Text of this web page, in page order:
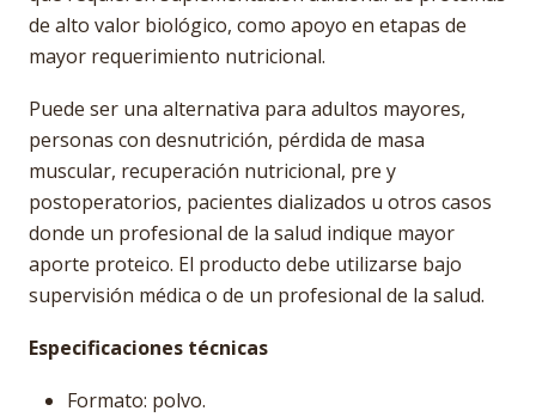
de alto valor biológico, como apoyo en etapas de
mayor requerimiento nutricional.
Puede ser una alternativa para adultos mayores,
personas con desnutrición, pérdida de masa
muscular, recuperación nutricional, pre y
postoperatorios, pacientes dializados u otros casos
donde un profesional de la salud indique mayor
aporte proteico. El producto debe utilizarse bajo
supervisión médica o de un profesional de la salud.
Especificaciones técnicas
Formato: polvo.